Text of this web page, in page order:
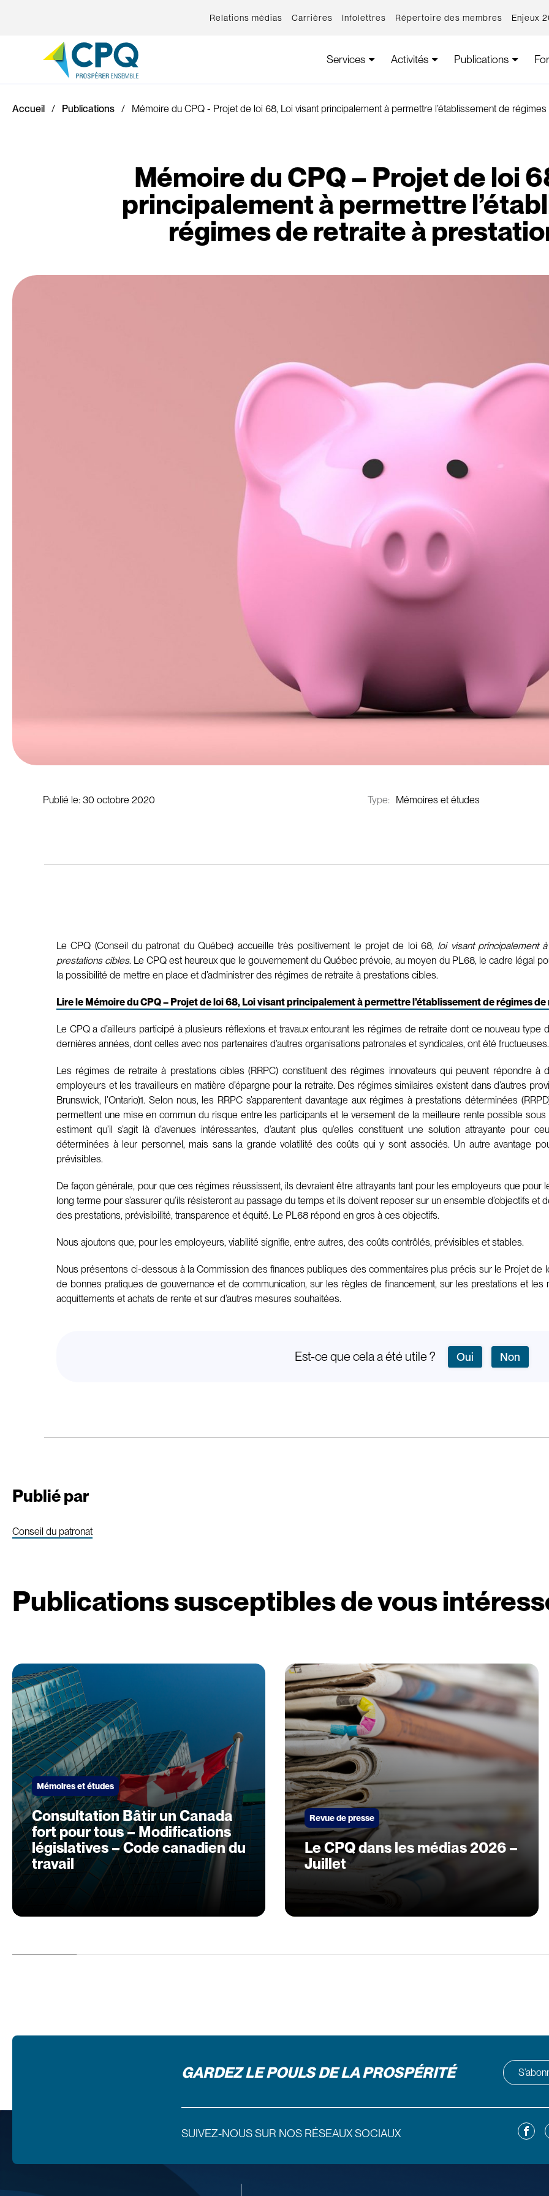
Relations médias Carrières Infolettres Répertoire des membres Enjeux
Services Activités Publications
Accueil Publications Mémoire du CPQ - Projet de loi 68, Loi visant principalement à permettre l’établissement de
Mémoire du CPQ – Projet de loi
principalement à permettre
régimes de retraite à
Publié le: 30 octobre 2020 Type: Mémoires et études
Le CPQ (Conseil du patronat du Québec) accueille très positivement le projet de loi 68, loi visant principalement
prestations cibles. Le CPQ est heureux que le gouvernement du Québec prévoie, au moyen du PL68, le cadre légal
la possibilité de mettre en place et d’administrer des régimes de retraite à prestations cibles.
Lire le Mémoire du CPQ – Projet de loi 68, Loi visant principalement à permettre l’établissement de régimes
Le CPQ a d’ailleurs participé à plusieurs réflexions et travaux entourant les régimes de retraite dont ce nouveau
dernières années, dont celles avec nos partenaires d’autres organisations patronales et syndicales, ont été fructueuses.
Les régimes de retraite à prestations cibles (RRPC) constituent des régimes innovateurs qui peuvent répondre à
employeurs et les travailleurs en matière d’épargne pour la retraite. Des régimes similaires existent dans d’autres
Brunswick, l’Ontario)1. Selon nous, les RRPC s’apparentent davantage aux régimes à prestations déterminées
permettent une mise en commun du risque entre les participants et le versement de la meilleure rente possible
estiment qu’il s’agit là d’avenues intéressantes, d’autant plus qu’elles constituent une solution attrayante pour
déterminées à leur personnel, mais sans la grande volatilité des coûts qui y sont associés. Un autre avantage
prévisibles.
De façon générale, pour que ces régimes réussissent, ils devraient être attrayants tant pour les employeurs que
long terme pour s’assurer qu’ils résisteront au passage du temps et ils doivent reposer sur un ensemble d’objectifs
des prestations, prévisibilité, transparence et équité. Le PL68 répond en gros à ces objectifs.
Nous ajoutons que, pour les employeurs, viabilité signifie, entre autres, des coûts contrôlés, prévisibles et stables.
Nous présentons ci-dessous à la Commission des finances publiques des commentaires plus précis sur le Projet
de bonnes pratiques de gouvernance et de communication, sur les règles de financement, sur les prestations et
acquittements et achats de rente et sur d’autres mesures souhaitées.
Est-ce que cela a été utile ? Oui Non
Publié par
Conseil du patronat
Publications susceptibles de vous
Mémoires et études
Consultation Bâtir un Canada
fort pour tous – Modifications
législatives – Code canadien du
travail
Revue de presse
Le CPQ dans les médias 2026 –
Juillet
GARDEZ LE POULS DE LA PROSPÉRITÉ
SUIVEZ-NOUS SUR NOS RÉSEAUX SOCIAUX